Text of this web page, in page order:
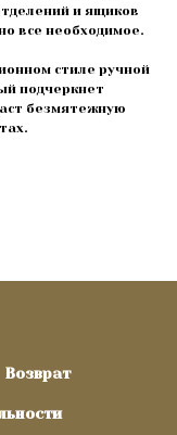
и ящиков
все необходимое.
стиле ручной
подчеркнет
безмятежную
Возврат